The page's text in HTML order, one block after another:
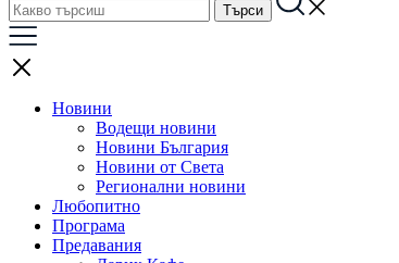
Новини
Водещи новини
Новини България
Новини от Света
Регионални новини
Любопитно
Програма
Предавания